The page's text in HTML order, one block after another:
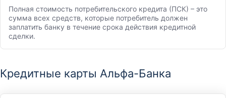
Полная стоимость потребительского кредита (ПСК) – это
сумма всех средств, которые потребитель должен
заплатить банку в течение срока действия кредитной
сделки.
Кредитные карты Альфа-Банка